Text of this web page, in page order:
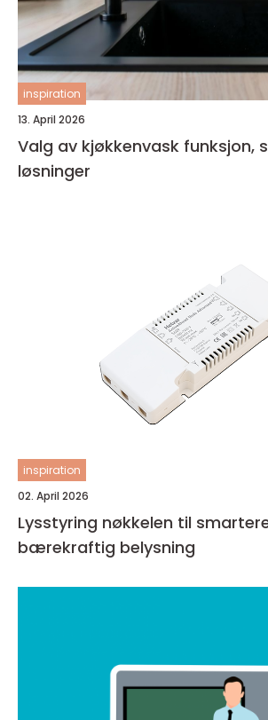
inspiration
13. April 2026
Valg av kjøkkenvask funksjon, stil og smarte
løsninger
inspiration
02. April 2026
Lysstyring nøkkelen til smartere og mer
bærekraftig belysning